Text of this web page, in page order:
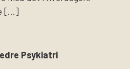
[…]
Psykiatri